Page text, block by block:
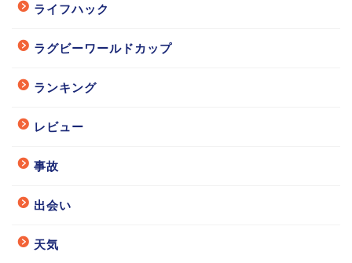
ライフハック
ラグビーワールドカップ
ランキング
レビュー
事故
出会い
天気